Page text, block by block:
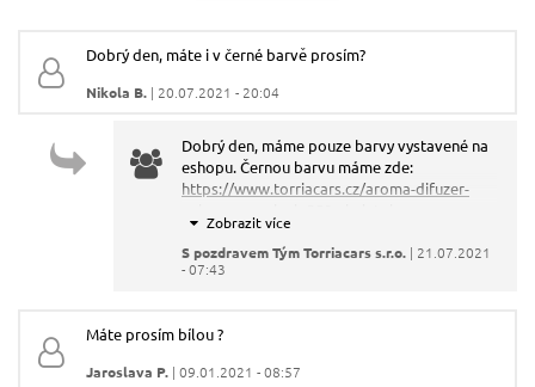
Váš e-mail:
Odeslat dotaz
Dobrý den, máte i v černé barvě prosím?
Nikola B. | 20.07.2021 - 20:04
Dobrý den, máme pouze barvy vystavené na
eshopu. Černou barvu máme zde:
https://www.torriacars.cz/aroma-difuzer-
S pozdravem Tým Torriacars s.r.o. | 21.07.2021
- 07:43
Máte prosím bílou ?
Jaroslava P. | 09.01.2021 - 08:57